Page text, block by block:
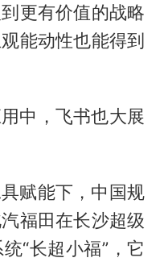
更有价值的战略
能动性也能得到
中，飞书也大展
赋能下，中国规
福田在长沙超级
“长超小福”，它